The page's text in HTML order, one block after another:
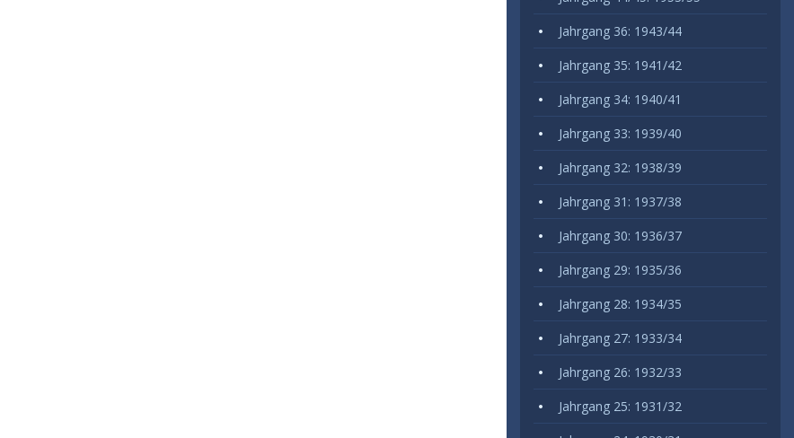
Jahrgang 36: 1943/44
Jahrgang 35: 1941/42
Jahrgang 34: 1940/41
Jahrgang 33: 1939/40
Jahrgang 32: 1938/39
Jahrgang 31: 1937/38
Jahrgang 30: 1936/37
Jahrgang 29: 1935/36
Jahrgang 28: 1934/35
Jahrgang 27: 1933/34
Jahrgang 26: 1932/33
Jahrgang 25: 1931/32